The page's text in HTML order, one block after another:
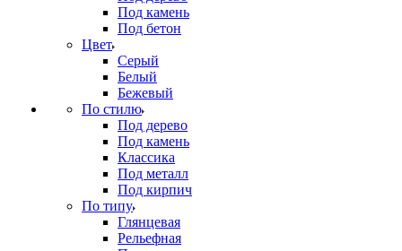
Под камень
Под бетон
Цвет
Серый
Белый
Бежевый
По стилю
Под дерево
Под камень
Классика
Под металл
Под кирпич
По типу
Глянцевая
Рельефная